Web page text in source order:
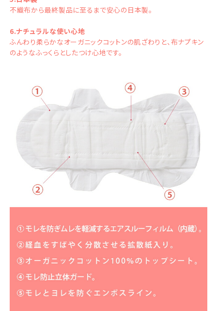
不織布から最終製品に至るまで安心の日本製。
6.ナチュラルな使い心地
ふんわり柔らかなオーガニックコットンの肌ざわりと、布ナプキン
のようなふっくらとしたつけ心地です。